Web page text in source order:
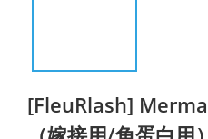
[FleuRlash]